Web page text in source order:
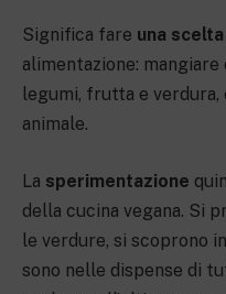
Significa fare una
alimentazione:
legumi, frutta e
animale.
La sperimentazione
della cucina vegana. Si
le verdure, si scoprono
sono nelle dispense di